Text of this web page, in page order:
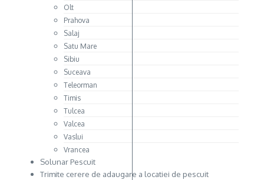
Olt
Prahova
Salaj
Satu Mare
Sibiu
Suceava
Teleorman
Timis
Tulcea
Valcea
Vaslui
Vrancea
Solunar Pescuit
Trimite cerere de adaugare a locatiei de pescuit